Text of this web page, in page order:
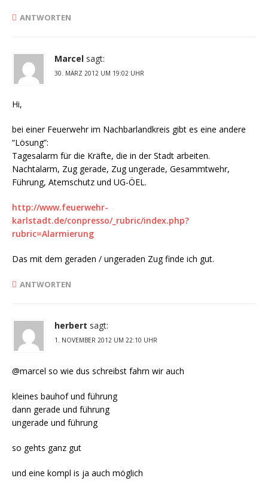
ANTWORTEN
Marcel sagt:
30. MÄRZ 2012 UM 19:02 UHR
Hi,
bei einer Feuerwehr im Nachbarlandkreis gibt es eine andere
“Lösung”:
Tagesalarm für die Kräfte, die in der Stadt arbeiten.
Nachtalarm, Zug gerade, Zug ungerade, Gesammtwehr,
Führung, Atemschutz und UG-ÖEL.
http://www.feuerwehr-
karlstadt.de/conpresso/_rubric/index.php?
rubric=Alarmierung
Das mit dem geraden / ungeraden Zug finde ich gut.
ANTWORTEN
herbert sagt:
1. NOVEMBER 2012 UM 22:10 UHR
@marcel so wie dus schreibst fahrn wir auch
kleines bauhof und führung
dann gerade und führung
ungerade und führung
so gehts ganz gut
und eine kompl is ja auch möglich